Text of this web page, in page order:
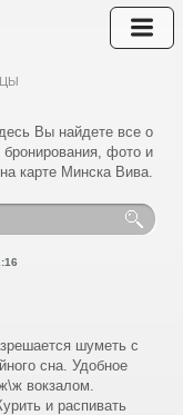
Вы найдете все о
фото и
карте Минска Вива.
шуметь с
сна. Удобное
вокзалом.
и распивать